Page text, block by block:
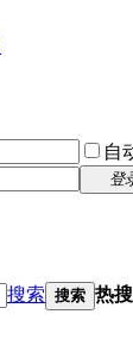
自
登
搜索 搜索 热